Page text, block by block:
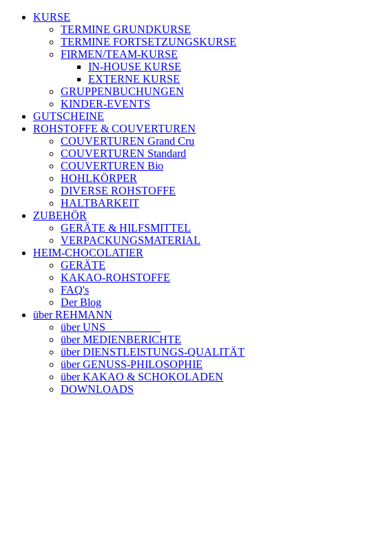
KURSE
TERMINE GRUNDKURSE
TERMINE FORTSETZUNGSKURSE
FIRMEN/TEAM-KURSE
IN-HOUSE KURSE
EXTERNE KURSE
GRUPPENBUCHUNGEN
KINDER-EVENTS
GUTSCHEINE
ROHSTOFFE & COUVERTUREN
COUVERTUREN Grand Cru
COUVERTUREN Standard
COUVERTUREN Bio
HOHLKÖRPER
DIVERSE ROHSTOFFE
HALTBARKEIT
ZUBEHÖR
GERÄTE & HILFSMITTEL
VERPACKUNGSMATERIAL
HEIM-CHOCOLATIER
GERÄTE
KAKAO-ROHSTOFFE
FAQ's
Der Blog
über REHMANN
über UNS
über MEDIENBERICHTE
über DIENSTLEISTUNGS-QUALITÄT
über GENUSS-PHILOSOPHIE
über KAKAO & SCHOKOLADEN
DOWNLOADS